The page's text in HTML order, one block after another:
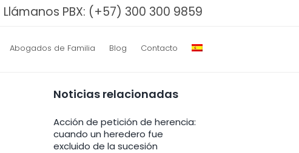
Llámanos PBX: (+57) 300 300 9859
Abogados de Familia Blog Contacto
Noticias relacionadas
Acción de petición de herencia:
cuando un heredero fue
excluido de la sucesión